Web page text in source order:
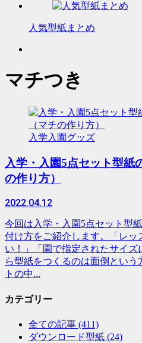
人気型紙まとめ
マチつき
入学入園グッズ
入学・入園5点セット型紙
の作り方）
2022.04.12
今回は入学・入園5点セット型
付け方をご紹介します。「レッ
い！」「園で指定されたサイ
ら型紙をつくるのは面倒という
トの中...
カテゴリー
全ての記事 (411)
ダウンロード型紙 (24)